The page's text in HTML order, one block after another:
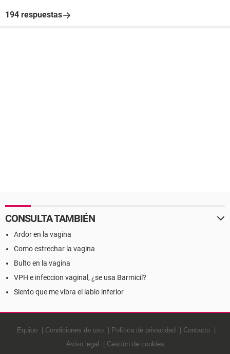
194 respuestas
CONSULTA TAMBIÉN
Ardor en la vagina
Como estrechar la vagina
Bulto en la vagina
VPH e infeccion vaginal, ¿se usa Barmicil?
Siento que me vibra el labio inferior
Equipo Condiciones de uso Política de privacidad
Contacto
Aviso legal
Gestión de cookies